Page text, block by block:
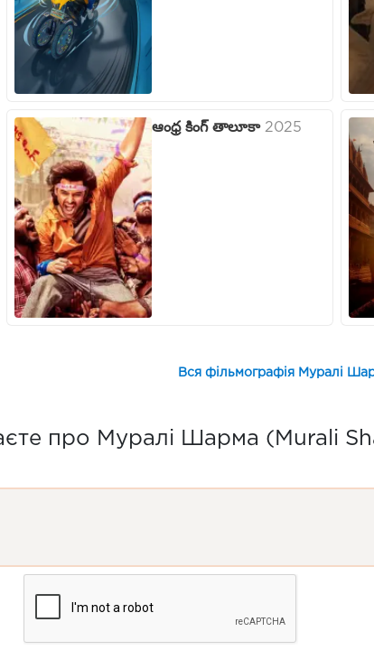
ఆంధ్ర కింగ్ తాలూకా 2025
Вся фільмографія Муралі
про Муралі Шарма (Murali